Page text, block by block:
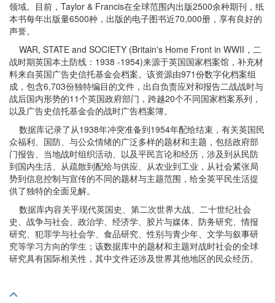
领域。目前，Taylor & Francis在全球范围内出版2500余种期刊，纸
本书每年出版量6500种，出版的电子图书近70,000册，享有良好的
声誉。
WAR, STATE and SOCIETY (Britain's Home Front in WWII，二
战时期英国本土防线：1938 -1954)来源于英国国家档案馆，补充材
料来自英国广告史信托基金会档案。该资源由971份数字化档案组
成，包含6,703份独特编目的文件，出自负责应对和报告二战战时与
战后国内形势的11个英国政府部门，跨越20个不同国家档案系列，
以及广告史信托基金会的战时广告档案簿。
数据库记录了从1938年冲突准备到1954年配给结束，有关英国民
众福利、国防、与公众情绪的广泛多样的题材和主题，包括政府部
门报告、当地战时组织活动、以及平民言论和经历，涉及到从民防
到国内生活、从疏散到配给与供应、从农业到工业，从社会紧张局
势到信息控制与宣传的不同的题材与主题范围，给全英平民生活提
供了独特的全面见解。
数据库内容关乎现代英国史、第二次世界大战、二十世纪社会
史、战争与社会、政治学、经济学、胶片与媒体、防务研究、情报
研究、犯罪学与社会学、食品研究、性别与青少年、文学与叙事研
究等学习方向的学生；该数据库中的题材和主题对战时社会的全球
研究具有国际相关性，其中文件还涉及世界其他地区的民众经历。